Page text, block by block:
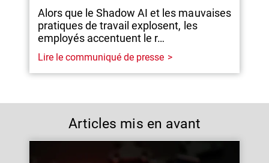
Alors que le Shadow AI et les mauvaises
pratiques de travail explosent, les
employés accentuent le r…
Lire le communiqué de presse
Articles mis en avant